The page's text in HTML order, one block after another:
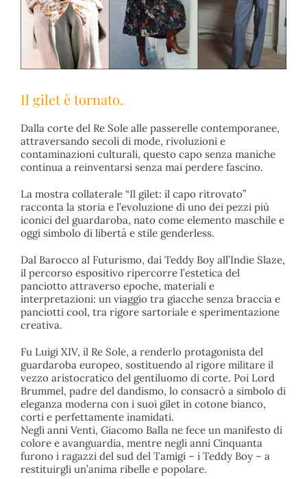
Il gilet è tornato.
Dalla corte del Re Sole alle passerelle contemporanee,
attraversando secoli di mode, rivoluzioni e
contaminazioni culturali, questo capo senza maniche
continua a reinventarsi senza mai perdere fascino.
La mostra collaterale “Il gilet: il capo ritrovato”
racconta la storia e l’evoluzione di uno dei pezzi più
iconici del guardaroba, nato come elemento maschile e
oggi simbolo di libertà e stile genderless.
Dal Barocco al Futurismo, dai Teddy Boy all’Indie Slaze,
il percorso espositivo ripercorre l’estetica del
panciotto attraverso epoche, materiali e
interpretazioni: un viaggio tra giacche senza braccia e
panciotti cool, tra rigore sartoriale e sperimentazione
creativa.
Fu Luigi XIV, il Re Sole, a renderlo protagonista del
guardaroba europeo, sostituendo al rigore militare il
vezzo aristocratico del gentiluomo di corte. Poi Lord
Brummel, padre del dandismo, lo consacrò a simbolo di
eleganza moderna con i suoi gilet in cotone bianco,
corti e perfettamente inamidati.
Negli anni Venti, Giacomo Balla ne fece un manifesto di
colore e avanguardia, mentre negli anni Cinquanta
furono i ragazzi del sud del Tamigi – i Teddy Boy – a
restituirgli un’anima ribelle e popolare.